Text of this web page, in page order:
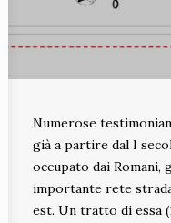
Numerose
già a partire dal I
occupato dai Romani,
importante rete
est. Un tratto di essa